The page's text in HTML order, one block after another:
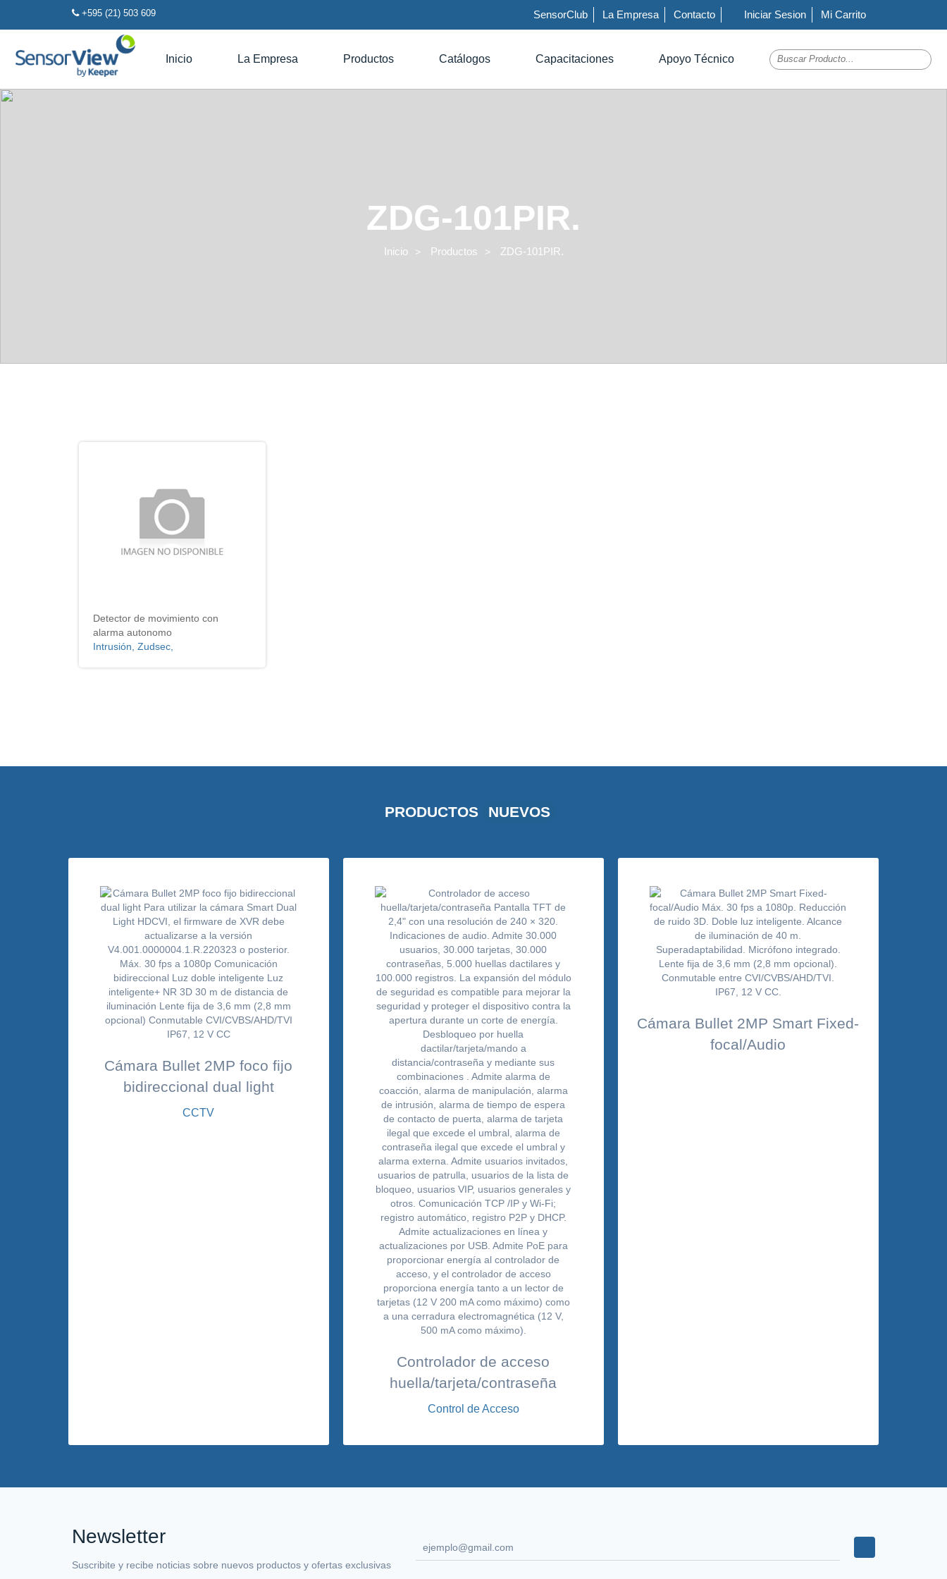
+595 (21) 503 609 SensorClub La Empresa Contacto Iniciar Sesion Mi Carrito
Inicio La Empresa Productos Catálogos Capacitaciones Apoyo Técnico
ZDG-101PIR.
Inicio Productos ZDG-101PIR.
Detector de movimiento con
alarma autonomo
Intrusión, Zudsec,
PRODUCTOS NUEVOS
Cámara Bullet 2MP foco fijo
bidireccional dual light
CCTV
Controlador de acceso
huella/tarjeta/contraseña
Control de Acceso
Cámara Bullet 2MP Smart Fixed-
focal/Audio
Newsletter
Suscribite y recibe noticias sobre nuevos productos y ofertas exclusivas